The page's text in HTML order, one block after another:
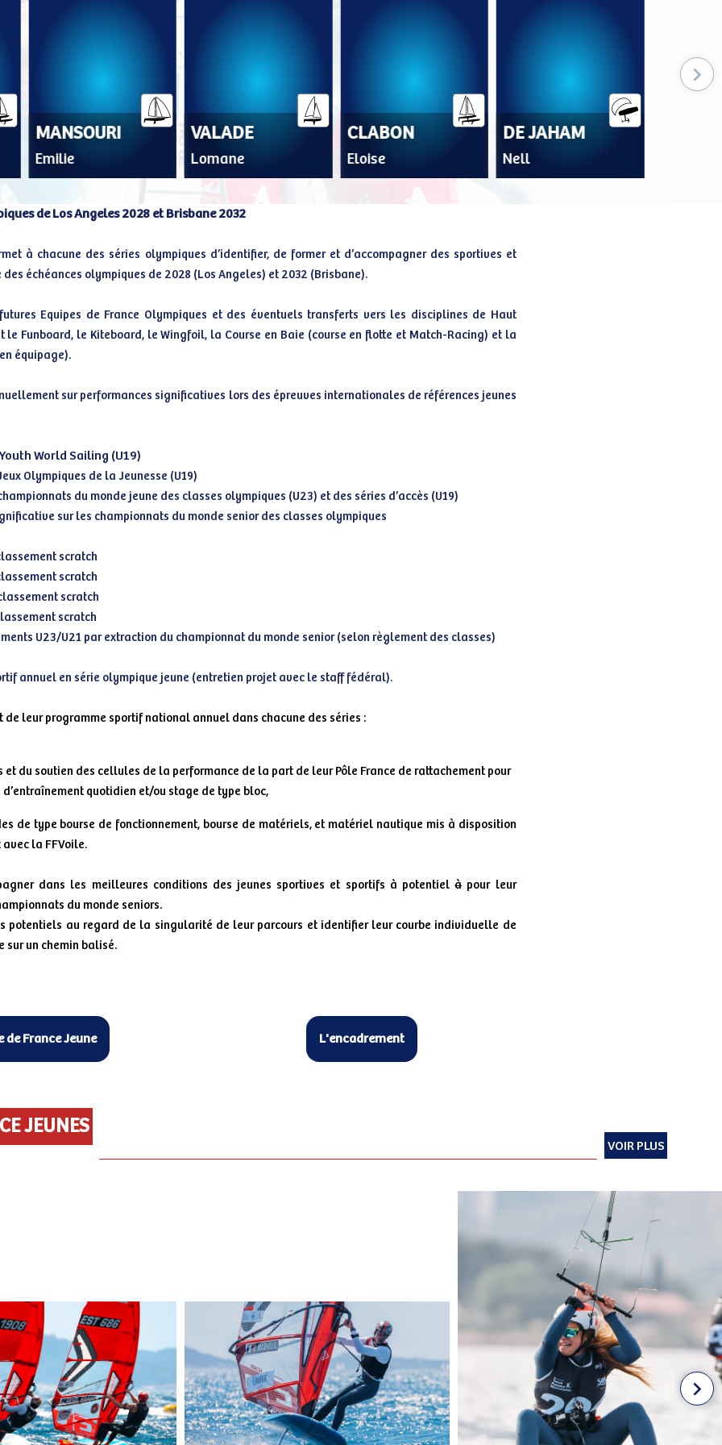
MANSOURI
Emilie
VALADE
Lomane
CLABON
Eloise
DE JAHAM
Nell
de Los Angeles 2028 et Brisbane 2032
à chacune des séries olympiques d’identifier, de former et d’accompagner des sportives et
échéances olympiques de 2028 (Los Angeles) et 2032 (Brisbane).
Equipes de France Olympiques et des éventuels transferts vers les disciplines de Haut
le Funboard, le Kiteboard, le Wingfoil, la Course en Baie (course en flotte et Match-Racing) et la
équipage).
sur performances significatives lors des épreuves internationales de références jeunes
World Sailing (U19)
Olympiques de la Jeunesse (U19)
du monde jeune des classes olympiques (U23) et des séries d’accès (U19)
sur les championnats du monde senior des classes olympiques
scratch
scratch
scratch
scratch
U23/U21 par extraction du championnat du monde senior (selon règlement des classes)
annuel en série olympique jeune (entretien projet avec le staff fédéral).
de leur programme sportif national annuel dans chacune des séries :
et du soutien des cellules de la performance de la part de leur Pôle France de rattachement pour
quotidien et/ou stage de type bloc,
de type bourse de fonctionnement, bourse de matériels, et matériel nautique mis à disposition
la FFVoile.
dans les meilleures conditions des jeunes sportives et sportifs à potentielàpour leur
du monde seniors.
potentiels au regard de la singularité de leur parcours et identifier leur courbe individuelle de
sur un chemin balisé.
de France Jeune L'encadrement
JEUNES
VOIR PLUS